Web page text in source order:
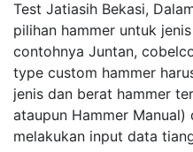
Test Jatiasih Bekasi,
pilihan hammer untuk
contohnya Juntan,
type custom hammer
jenis dan berat hammer
ataupun Hammer Manual)
melakukan input data